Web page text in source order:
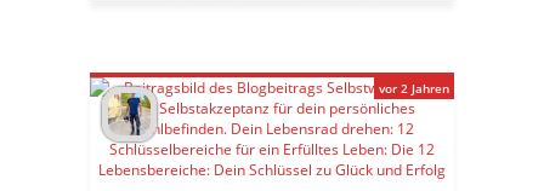
vor 2 Jahren